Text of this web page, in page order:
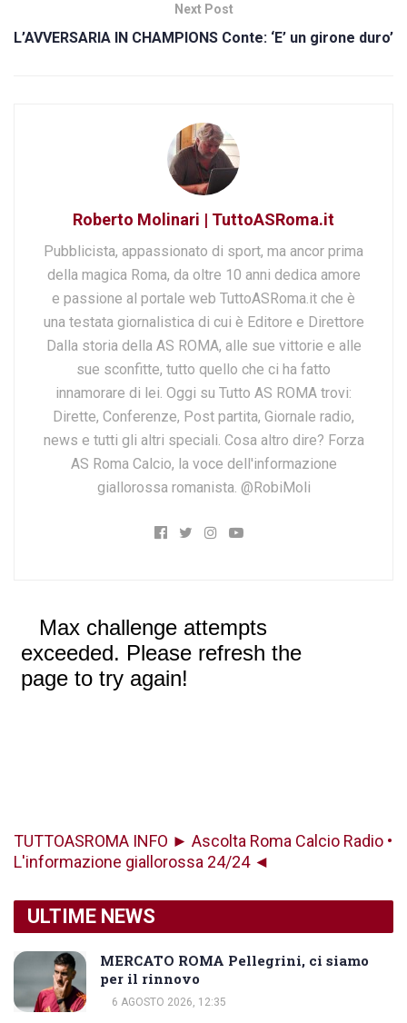
Next Post
L’AVVERSARIA IN CHAMPIONS Conte: ‘E’ un girone duro’
Roberto Molinari | TuttoASRoma.it
Pubblicista, appassionato di sport, ma ancor prima
della magica Roma, da oltre 10 anni dedica amore
e passione al portale web TuttoASRoma.it che è
una testata giornalistica di cui è Editore e Direttore
Dalla storia della AS ROMA, alle sue vittorie e alle
sue sconfitte, tutto quello che ci ha fatto
innamorare di lei. Oggi su Tutto AS ROMA trovi:
Dirette, Conferenze, Post partita, Giornale radio,
news e tutti gli altri speciali. Cosa altro dire? Forza
AS Roma Calcio, la voce dell'informazione
giallorossa romanista. @RobiMoli
TUTTOASROMA INFO ► Ascolta Roma Calcio Radio •
L'informazione giallorossa 24/24 ◄
ULTIME NEWS
MERCATO ROMA Pellegrini, ci siamo
per il rinnovo
6 AGOSTO 2026, 12:35